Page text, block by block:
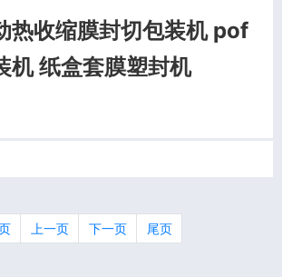
热收缩膜封切包装机 pof
机 纸盒套膜塑封机
上一页 下一页 尾页